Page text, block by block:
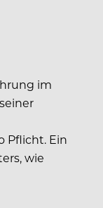
im
Pflicht. Ein
wie